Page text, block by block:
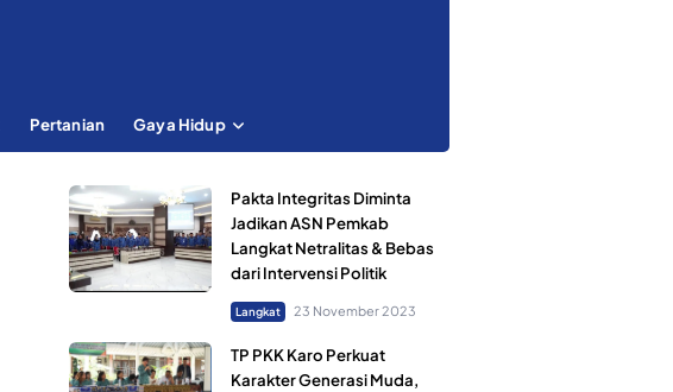
Pertanian Gaya Hidup
Pakta Integritas Diminta
Jadikan ASN Pemkab
Langkat Netralitas & Bebas
dari Intervensi Politik
Langkat 23 November 2023
TP PKK Karo Perkuat
Karakter Generasi Muda,